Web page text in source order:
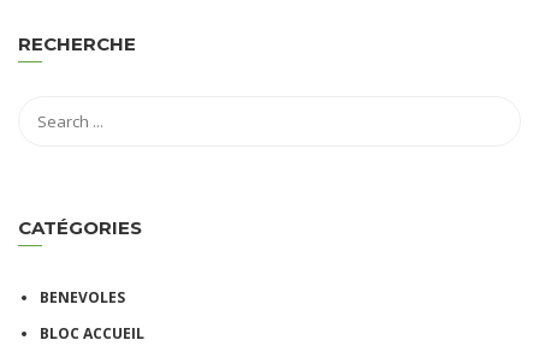
RECHERCHE
CATÉGORIES
BENEVOLES
BLOC ACCUEIL